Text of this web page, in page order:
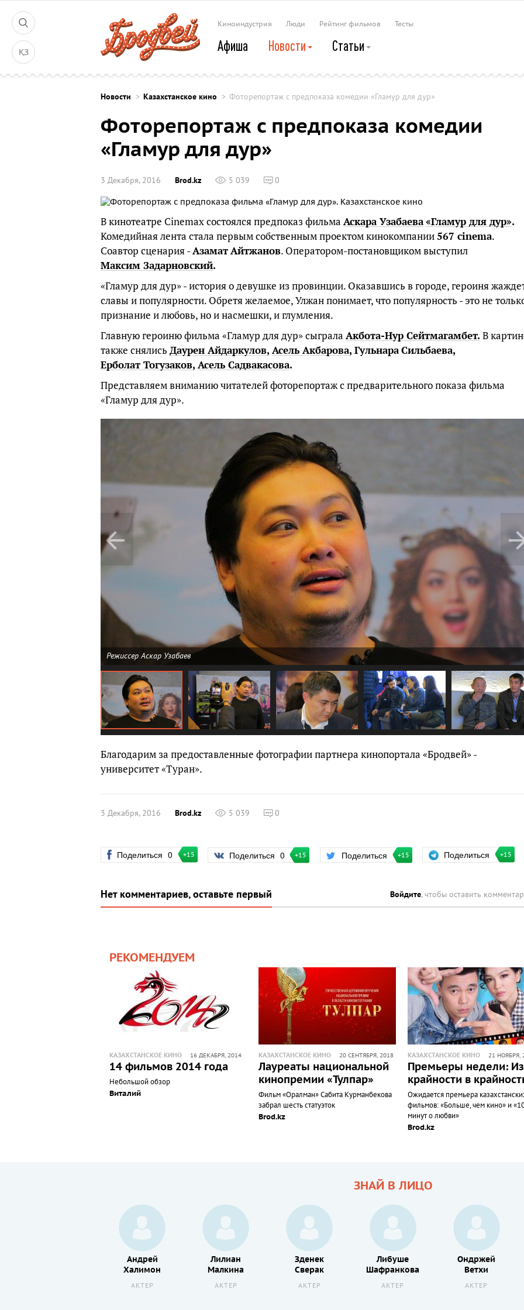
ҚЗ
Киноиндустрия Люди Рейтинг фильмов Тесты
Афиша Новости Статьи
Новости Казахстанское кино Фоторепортаж с предпоказа комедии «Гламур для дур»
Фоторепортаж с предпоказа комедии
«Гламур для дур»
3 Декабря, 2016 Brod.kz 5 039 0
В кинотеатре Cinemax состоялся предпоказ фильма Аскара Узабаева«Гламур для дур».
Комедийная лента стала первым собственным проектом кинокомпании567 cinema.
Соавтор сценария -АзаматАйтжанов. Оператором-постановщиком выступил
Максим Задарновский.
«Гламур для дур» - история о девушке из провинции. Оказавшись в городе, героиня
славы и популярности. Обретя желаемое, Улжан понимает, что популярность - это не
признание и любовь, но и насмешки, и глумления.
Главную героиню фильма «Гламур для дур» сыграла Акбота-Нур Сейтмагамбет. В
также снялись Даурен Айдаркулов, Асель Акбарова, ГульнараСильбаева,
Ерболат Тогузаков, Асель Садвакасова.
Представляем вниманию читателей фоторепортаж с предварительного показа фильма
«Гламур для дур».
Режиссер Аскар Узабаев
Благодарим за предоставленные фотографии партнера кинопортала «Бродвей» -
университет «Туран».
3 Декабря, 2016 Brod.kz 5 039 0
Поделиться 0 +15 Поделиться 0 +15 Поделиться +15 Поделиться +15
Нет комментариев, оставьте первый Войдите, чтобы оставить
РЕКОМЕНДУЕМ
КАЗАХСТАНСКОЕ КИНО 16 ДЕКАБРЯ, 2014
14 фильмов 2014 года
Небольшой обзор
Виталий
КАЗАХСТАНСКОЕ КИНО 20 СЕНТЯБРЯ, 2018
Лауреаты национальной
кинопремии «Тулпар»
Фильм «Оралман» Сабита Курманбекова
забрал шесть статуэток
Brod.kz
КАЗАХСТАНСКОЕ КИНО 21 НОЯБРЯ,
Премьеры недели: Из
крайности в
Ожидается премьера
фильмов: «Больше, чем кино» и
минут о любви»
Brod.kz
ЗНАЙ В ЛИЦО
Андрей
Халимон
АКТЕР
Лилиан
Малкина
АКТЕР
Зденек
Сверак
АКТЕР
Либуше
Шафранкова
АКТЕР
Ондржей
Ветхи
АКТЕР